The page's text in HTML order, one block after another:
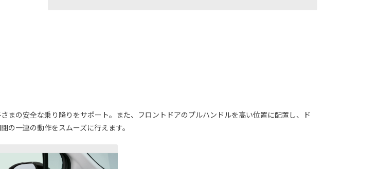
まの安全な乗り降りをサポート。また、フロントドアのプルハンドルを高い位置に配置し、ド
の一連の動作をスムーズに行えます。